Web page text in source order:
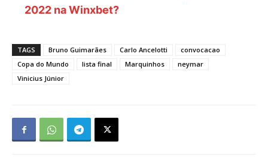
2022 na Winxbet?
TAGS Bruno Guimarães Carlo Ancelotti
convocacao
Copa do Mundo
lista final Marquinhos
neymar
Vinicius Júnior